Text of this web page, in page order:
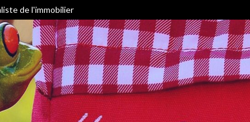
de l'immobilier